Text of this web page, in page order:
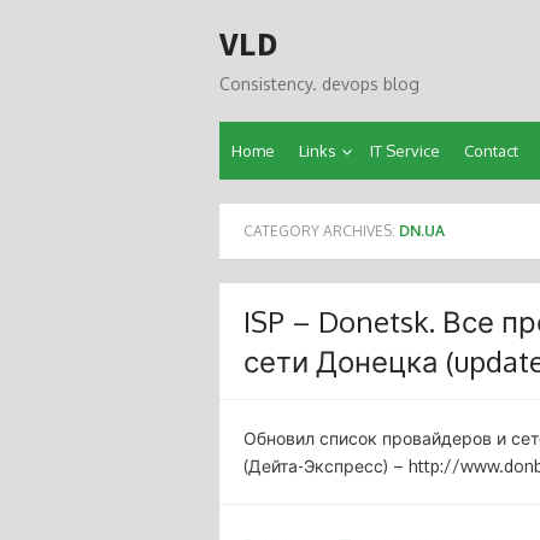
to
VLD
Consistency. devops blog
Home Links IT Service Contact
CATEGORY ARCHIVES: DN.UA
ISP – Donetsk. Все
сети Донецка
Обновил список провайдеров и
(Дейта-Экспресс) – http://